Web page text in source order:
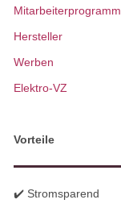
Mitarbeiterprogramm
Hersteller
Werben
Elektro-VZ
Vorteile
✔️ Stromsparend